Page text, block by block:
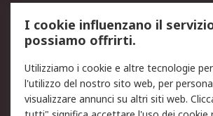
Legale
Informativa Cookie
Email Security
I cookie influenzano il
possiamo offrirti.
Utilizziamo i cookie e altre tecnologie
l'utilizzo del nostro sito web, per
visualizzare annunci su altri siti web.